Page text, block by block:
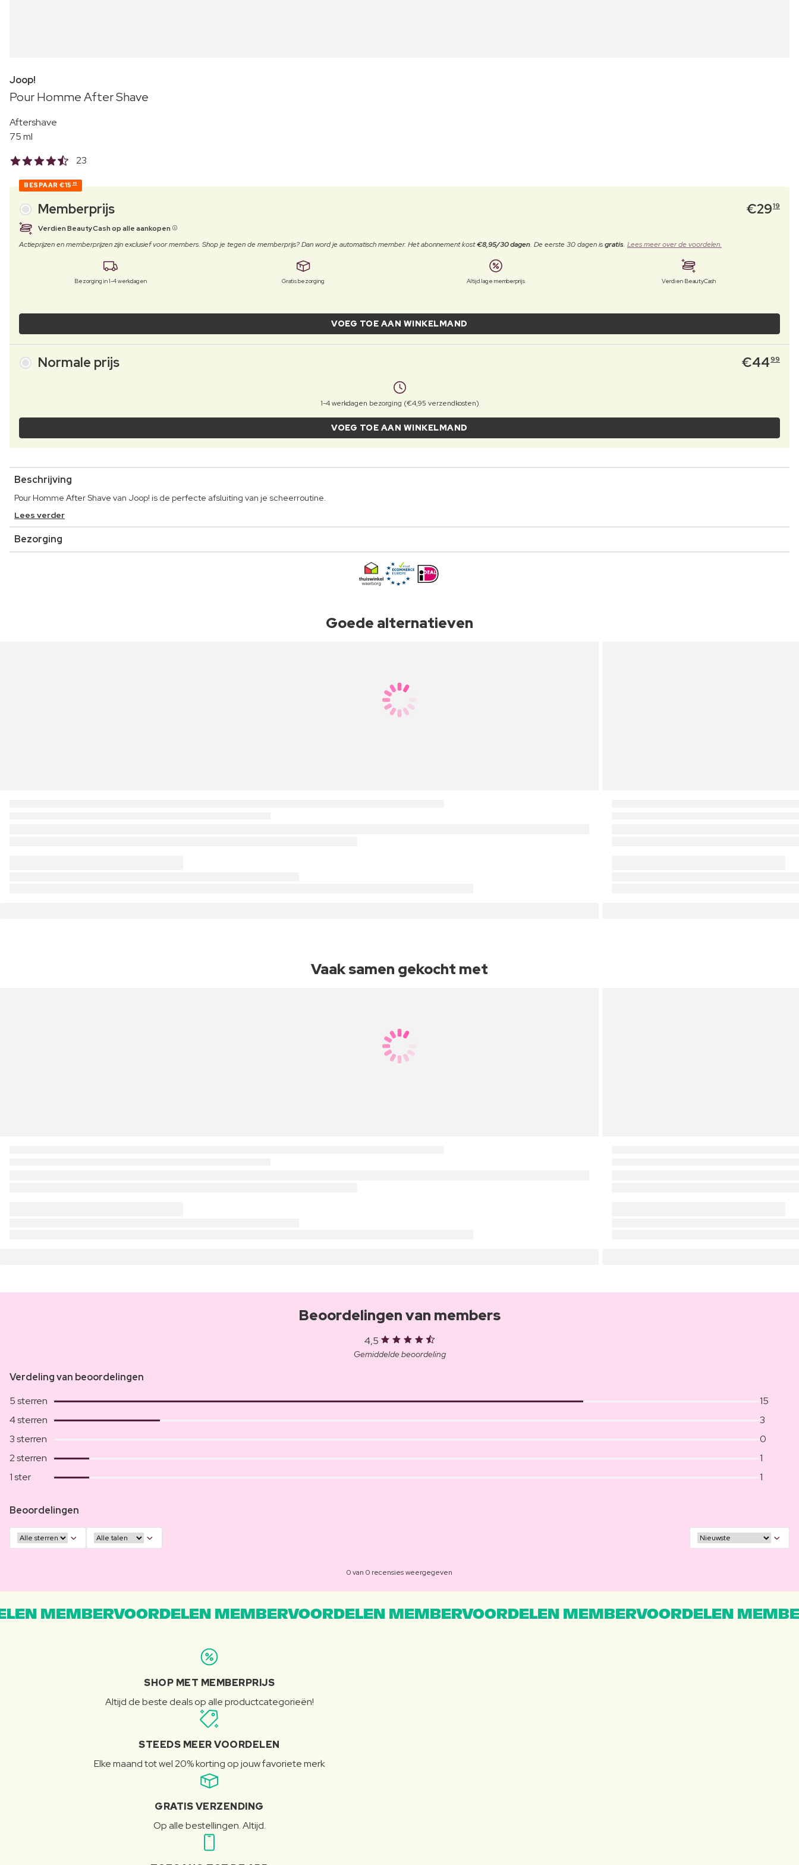
Joop!
Pour Homme After Shave
Aftershave
75 ml
23
BESPAAR €15 80
Memberprijs €2919
Verdien BeautyCash op alle aankopen
Actieprijzen en memberprijzen zijn exclusief voor members. Shop je tegen de memberprijs? Dan word je automatisch member. Het abonnement kost€8,95/30 dagen. De eerste 30 dagen isgratis. Lees meer over de voordelen.
Bezorging in 1-4 werkdagen Gratis bezorging Altijd lage memberprijs Verdien BeautyCash
VOEG TOE AAN WINKELMAND
Normale prijs €4499
1-4 werkdagen bezorging (€4,95 verzendkosten)
VOEG TOE AAN WINKELMAND
Beschrijving
Pour Homme After Shave van Joop! is de perfecte afsluiting van je scheerroutine.
Lees verder
Bezorging
Goede alternatieven
Vaak samen gekocht met
Beoordelingen van members
4,5
Gemiddelde beoordeling
Verdeling van beoordelingen
5 sterren
15
4 sterren
3
3 sterren
0
2 sterren
1
1 ster
1
Beoordelingen
0 van 0 recensies weergegeven
MEMBERVOORDELEN MEMBERVOORDELEN MEMBERVOORDELEN MEMBERVOORDELEN
SHOP MET MEMBERPRIJS
Altijd de beste deals op alle productcategorieën!
STEEDS MEER VOORDELEN
Elke maand tot wel 20% korting op jouw favoriete merk
GRATIS VERZENDING
Op alle bestellingen. Altijd.